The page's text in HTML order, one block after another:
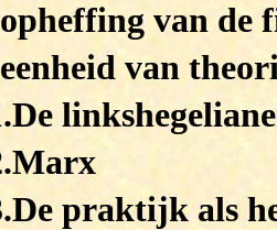
van de
van
praktijk als